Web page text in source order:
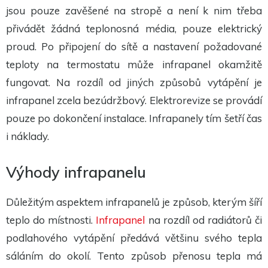
jsou pouze zavěšené na stropě a není k nim třeba
přivádět žádná teplonosná média, pouze elektrický
proud. Po připojení do sítě a nastavení požadované
teploty na termostatu může infrapanel okamžitě
fungovat. Na rozdíl od jiných způsobů vytápění je
infrapanel zcela bezúdržbový. Elektrorevize se provádí
pouze po dokončení instalace. Infrapanely tím šetří čas
i náklady.
Výhody infrapanelu
Důležitým aspektem infrapanelů je způsob, kterým šíří
teplo do místnosti. Infrapanel na rozdíl od radiátorů či
podlahového vytápění předává většinu svého tepla
sáláním do okolí. Tento způsob přenosu tepla má
Aby naše
webové
stránky
fungovaly
při vaší
nejlépe.
Pokud tyto
cookies
některé
webu zmizí.
našich stránek
zvyšujete šanci na
zobrazení
personalizovaného
obsahu a nabídek.